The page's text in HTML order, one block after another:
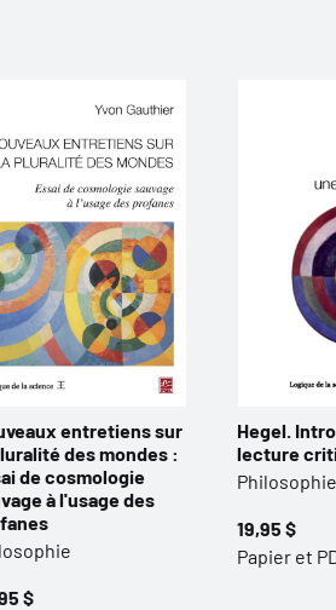
entretiens sur
des mondes :
de cosmologie
à l'usage des
$
Hegel.
lecture
Philosophie
19,95 $
Papier et